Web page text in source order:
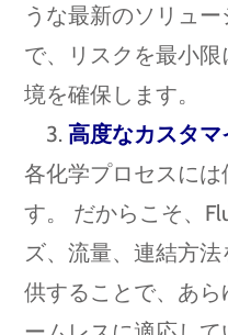
うな最新のソリュ
で、リスクを最小
境を確保します。
高度なカスタマ
各化学プロセスに
す。 だからこそ、
ズ、流量、連結方
供することで、あ